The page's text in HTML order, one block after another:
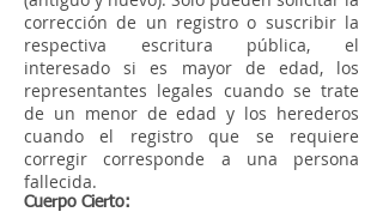
corrección de un registro o suscribir la
respectiva escritura pública, el
interesado si es mayor de edad, los
representantes legales cuando se trate
de un menor de edad y los herederos
cuando el registro que se requiere
corregir corresponde a una persona
fallecida.
Cuerpo Cierto: